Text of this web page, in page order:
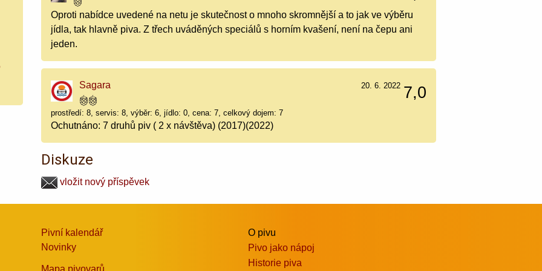
Oproti nabídce uvedené na netu je skutečnost o mnoho skromnější a to jak ve výběru
jídla, tak hlavně piva. Z třech uváděných speciálů s horním kvašení, není na čepu ani
jeden.
Sagara 7,0
20. 6. 2022
prostředí: 8, servis: 8, výběr: 6, jídlo: 0, cena: 7, celkový dojem: 7
Ochutnáno: 7 druhů piv ( 2 x návštěva) (2017)(2022)
Diskuze
vložit nový příspěvek
Pivní kalendář
Novinky
O pivu
Pivo jako nápoj
Historie piva